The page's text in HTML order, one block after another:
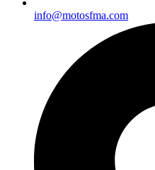
info@motosfma.com